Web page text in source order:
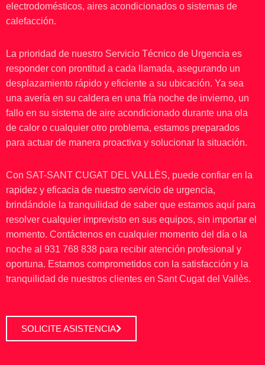
electrodomésticos, aires acondicionados o sistemas de
calefacción.
La prioridad de nuestro Servicio Técnico de Urgencia es
responder con prontitud a cada llamada, asegurando un
desplazamiento rápido y eficiente a su ubicación. Ya sea
una avería en su caldera en una fría noche de invierno, un
fallo en su sistema de aire acondicionado durante una ola
de calor o cualquier otro problema, estamos preparados
para actuar de manera proactiva y solucionar la situación.
Con SAT-SANT CUGAT DEL VALLÈS, puede confiar en la
rapidez y eficacia de nuestro servicio de urgencia,
brindándole la tranquilidad de saber que estamos aquí para
resolver cualquier imprevisto en sus equipos, sin importar el
momento. Contáctenos en cualquier momento del día o la
noche al 931 768 838 para recibir atención profesional y
oportuna. Estamos comprometidos con la satisfacción y la
tranquilidad de nuestros clientes en Sant Cugat del Vallès.
SOLICITE ASISTENCIA